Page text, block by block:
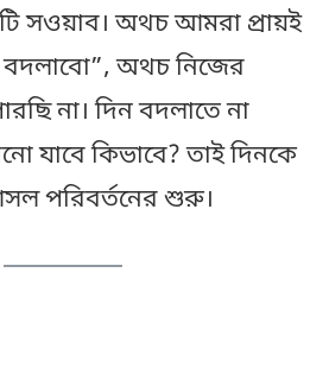
সওয়াব। অথচ আমরা প্রায়ই
বদলাবো”, অথচ নিজের
না। দিন বদলাতে না
যাবে কিভাবে? তাই দিনকে
পরিবর্তনের শুরু।